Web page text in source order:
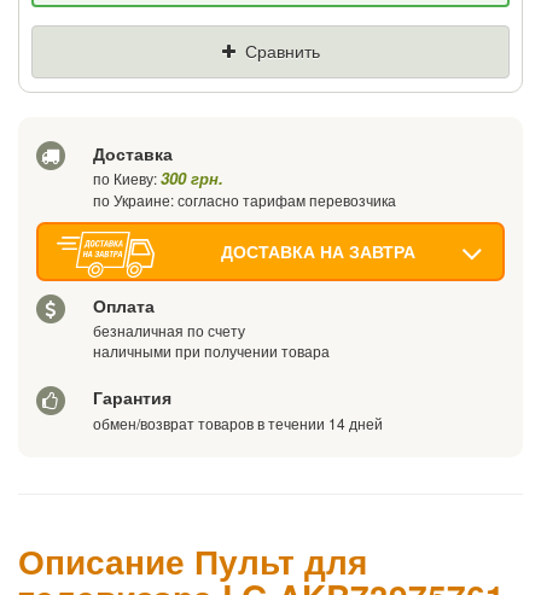
Сравнить
Доставка
по Киеву:300 грн.
по Украине: согласно тарифам перевозчика
ДОСТАВКА НА ЗАВТРА
Оплата
безналичная по счету
наличными при получении товара
Гарантия
обмен/возврат товаров в течении 14 дней
Описание Пульт для